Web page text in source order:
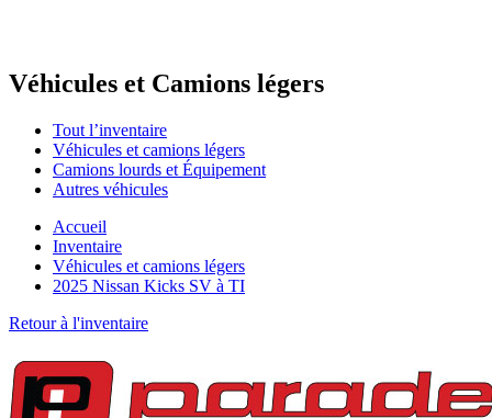
Véhicules et Camions légers
Tout l’inventaire
Véhicules et camions légers
Camions lourds et Équipement
Autres véhicules
Accueil
Inventaire
Véhicules et camions légers
2025 Nissan Kicks SV à TI
Retour à l'inventaire